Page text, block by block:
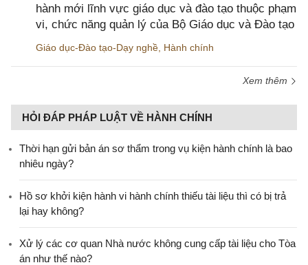
hành mới lĩnh vực giáo dục và đào tạo thuộc phạm
vi, chức năng quản lý của Bộ Giáo dục và Đào tạo
Giáo dục-Đào tạo-Dạy nghề Hành chính
Xem thêm
HỎI ĐÁP PHÁP LUẬT VỀ HÀNH CHÍNH
Thời hạn gửi bản án sơ thẩm trong vụ kiện hành chính là bao
nhiêu ngày?
Hồ sơ khởi kiện hành vi hành chính thiếu tài liệu thì có bị trả
lại hay không?
Xử lý các cơ quan Nhà nước không cung cấp tài liệu cho Tòa
án như thế nào?